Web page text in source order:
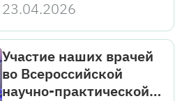
23.04.2026
Участие наших врачей
во Всероссийской
научно-практической